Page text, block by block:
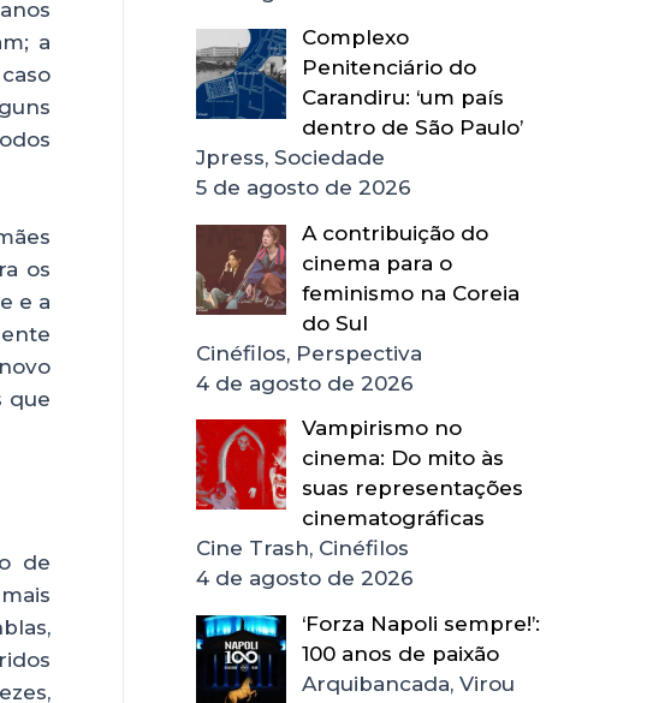
a
os
e a
que
de
Complexo
Penitenciário do
Carandiru: ‘um país
dentro de São Paulo’
Jpress, Sociedade
5 de agosto de 2026
A contribuição do
cinema para o
feminismo na Coreia
do Sul
Cinéfilos, Perspectiva
4 de agosto de 2026
Vampirismo no
cinema: Do mito às
suas representações
cinematográficas
Cine Trash, Cinéfilos
4 de agosto de 2026
‘Forza Napoli sempre!’:
100 anos de paixão
Arquibancada, Virou